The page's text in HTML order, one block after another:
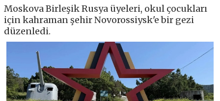
Moskova Birleşik Rusya üyeleri, okul çocukları
için kahraman şehir Novorossiysk'e bir gezi
düzenledi.